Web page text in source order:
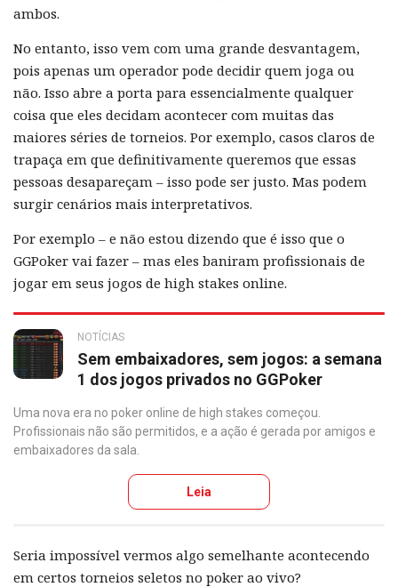
ambos.
No entanto, isso vem com uma grande desvantagem,
pois apenas um operador pode decidir quem joga ou
não. Isso abre a porta para essencialmente qualquer
coisa que eles decidam acontecer com muitas das
maiores séries de torneios. Por exemplo, casos claros de
trapaça em que definitivamente queremos que essas
pessoas desapareçam – isso pode ser justo. Mas podem
surgir cenários mais interpretativos.
Por exemplo – e não estou dizendo que é isso que o
GGPoker vai fazer – mas eles baniram profissionais de
jogar em seus jogos de high stakes online.
NOTÍCIAS
Sem embaixadores, sem jogos: a semana
1 dos jogos privados no GGPoker
Uma nova era no poker online de high stakes começou.
Profissionais não são permitidos, e a ação é gerada por amigos e
embaixadores da sala.
Leia
Seria impossível vermos algo semelhante acontecendo
em certos torneios seletos no poker ao vivo?